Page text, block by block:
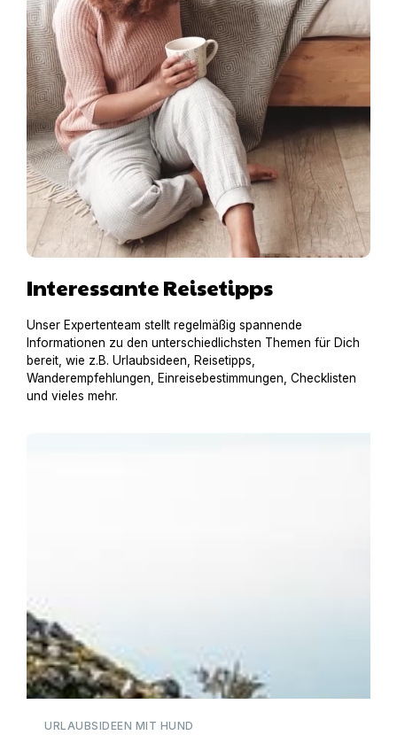
Interessante Reisetipps
Unser Expertenteam stellt regelmäßig spannende
Informationen zu den unterschiedlichsten Themen für Dich
bereit, wie z.B. Urlaubsideen, Reisetipps,
Wanderempfehlungen, Einreisebestimmungen, Checklisten
und vieles mehr.
URLAUBSIDEEN MIT HUND